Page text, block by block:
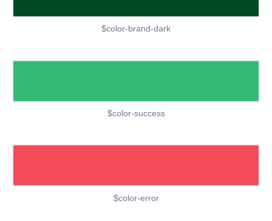
$color-brand-dark
$color-success
$color-error